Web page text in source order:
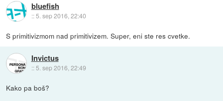
bluefish
::5. sep 2016, 22:40
S primitivizmom nad primitivizem. Super, eni ste res cvetke.
Invictus
:: 5. sep 2016, 22:49
Kako pa boš?